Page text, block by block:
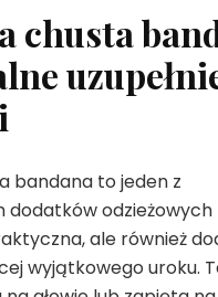
chusta
bandana to jeden z
dodatków odzieżowych
ale również
wyjątkowego uroku.